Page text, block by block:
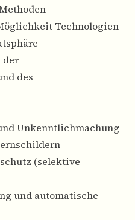
Technologien
der
des
Unkenntlichmachung
(selektive
und automatische